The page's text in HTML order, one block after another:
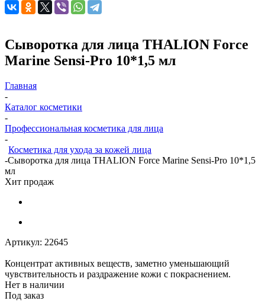
Сыворотка для лица THALION Force
Marine Sensi-Pro 10*1,5 мл
Главная
-
Каталог косметики
-
Профессиональная косметика для лица
-
Косметика для ухода за кожей лица
-Сыворотка для лица THALION Force Marine Sensi-Pro 10*1,5
мл
Хит продаж
Артикул: 22645
Концентрат активных веществ, заметно уменьшающий
чувствительность и раздражение кожи с покраснением.
Нет в наличии
Под заказ